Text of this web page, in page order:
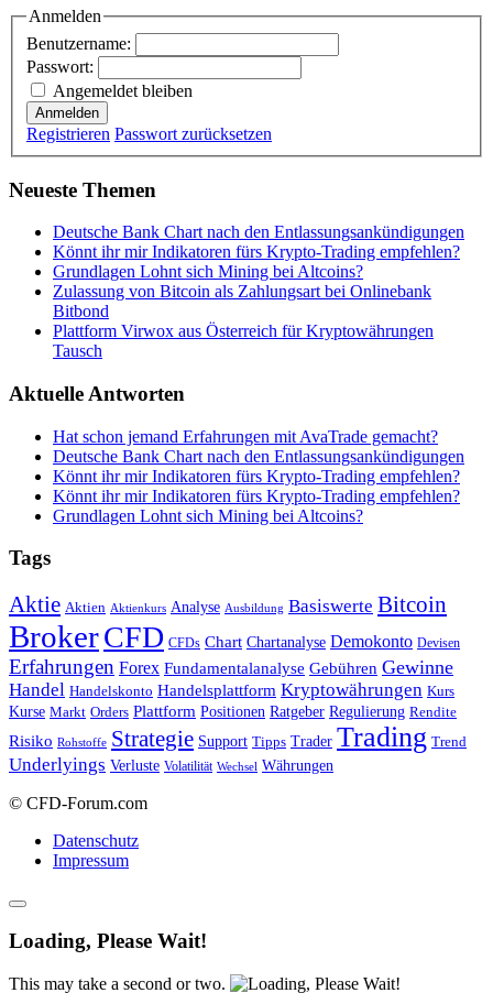
Anmelden
Benutzername:
Passwort:
Angemeldet bleiben
Anmelden
Registrieren Passwort zurücksetzen
Neueste Themen
Deutsche Bank Chart nach den Entlassungsankündigungen
Könnt ihr mir Indikatoren fürs Krypto-Trading empfehlen?
Grundlagen Lohnt sich Mining bei Altcoins?
Zulassung von Bitcoin als Zahlungsart bei Onlinebank
Bitbond
Plattform Virwox aus Österreich für Kryptowährungen
Tausch
Aktuelle Antworten
Hat schon jemand Erfahrungen mit AvaTrade gemacht?
Deutsche Bank Chart nach den Entlassungsankündigungen
Könnt ihr mir Indikatoren fürs Krypto-Trading empfehlen?
Könnt ihr mir Indikatoren fürs Krypto-Trading empfehlen?
Grundlagen Lohnt sich Mining bei Altcoins?
Tags
Aktie Aktien Aktienkurs Analyse Ausbildung Basiswerte Bitcoin
BrokerCFD CFDs Chart Chartanalyse Demokonto Devisen
Erfahrungen Forex Fundamentalanalyse Gebühren Gewinne
Handel Handelskonto Handelsplattform Kryptowährungen Kurs
Kurse Markt Orders Plattform Positionen Ratgeber Regulierung Rendite
Risiko Rohstoffe Strategie Support Tipps Trader Trading Trend
Underlyings Verluste Volatilität Wechsel Währungen
© CFD-Forum.com
Datenschutz
Impressum
Loading, Please Wait!
This may take a second or two.